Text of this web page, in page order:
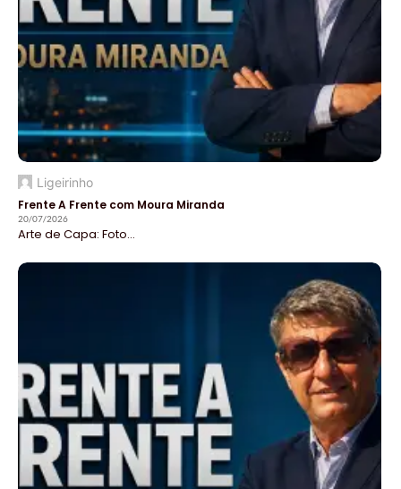
Ligeirinho
Frente A Frente com Moura Miranda
20/07/2026
Arte de Capa: Foto...